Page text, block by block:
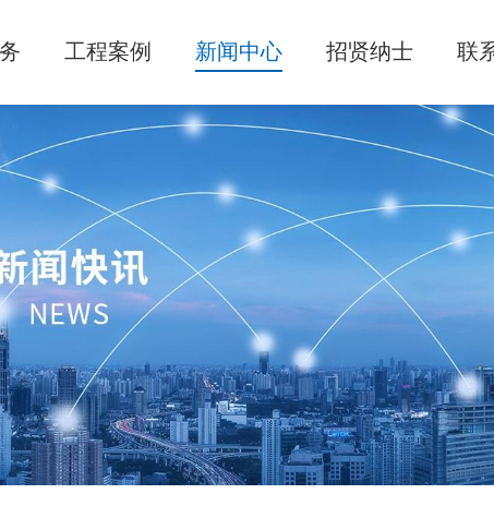
工程案例 新闻中心 招贤纳士 联